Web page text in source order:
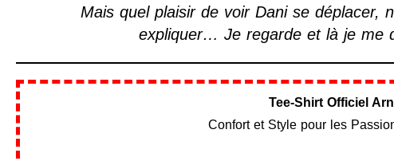
Mais quel plaisir de voir Dani se déplacer,
expliquer… Je regarde et là je
Tee-Shirt Officiel
Confort et Style pour les